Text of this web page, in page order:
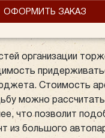
ОФОРМИТЬ ЗАКАЗ
организации
Стоимость
можно
что позволит
из большого